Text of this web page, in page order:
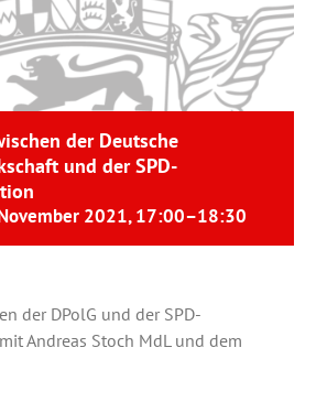
der Deutsche
und der SPD-
2021, 17:00–18:30
der DPolG und der SPD-
Andreas Stoch MdL und dem